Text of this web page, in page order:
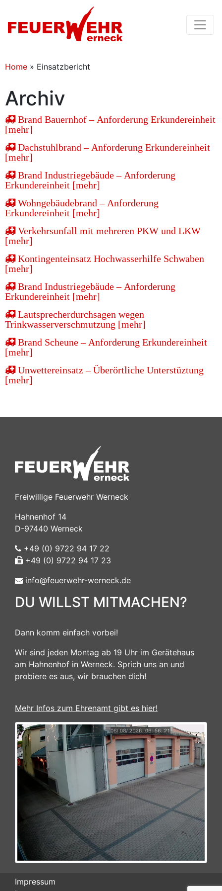
Home » Einsatzbericht
Archiv
Brand Bauernhof – Anforderung Erkundereinheit
[mehr]
Dachstuhlbrand – Anforderung Erkundereinheit
[mehr]
Brand Industriegebäude – Anforderung
Erkundereinheit [mehr]
Wohngebäudebrand – Anforderung
Erkundereinheit [mehr]
Verkehrsunfall mit mehreren PKW und LKW
[mehr]
Kontingenteinsatz Hochwasserhilfe Schwaben
[mehr]
Brand Industriegebäude – Anforderung
Erkundereinheit [mehr]
Lautsprecherdurchsagen wegen
Trinkwasserverschmutzung [mehr]
Brand Scheune – Anforderung Erkundereinheit
[mehr]
Unwettereinsatz – Überörtliche Unterstüztung
[mehr]
Freiwillige Feuerwehr Werneck
Hahnenhof 14
D-97440 Werneck
+49 (0) 9722 94 17 22
+49 (0) 9722 94 17 23
info@feuerwehr-werneck.de
DU WILLST MITMACHEN?
Dann komm einfach vorbei!
Wir sind jeden Montag ab 19 Uhr im Gerätehaus
am Hahnenhof in Werneck. Sprich uns an und
probiere es aus, wir brauchen dich!
Mehr Infos zum Ehrenamt gibt es hier!
Impressum